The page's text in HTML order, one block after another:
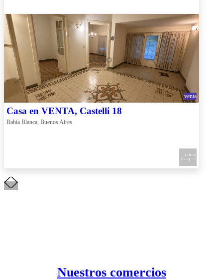
venta
Casa en VENTA, Castelli 18
Bahía Blanca, Buenos Aires
Nuestros comercios